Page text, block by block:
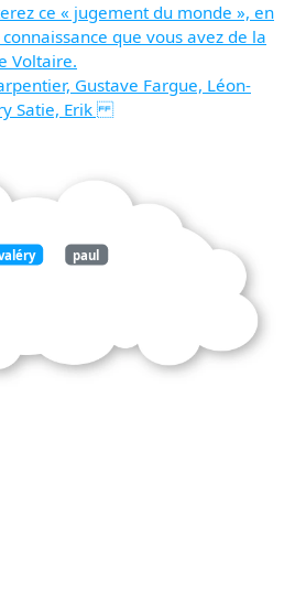
ce « jugement du monde », en
que vous avez de la
Voltaire.
Gustave Fargue, Léon-
Satie, Erik
paul